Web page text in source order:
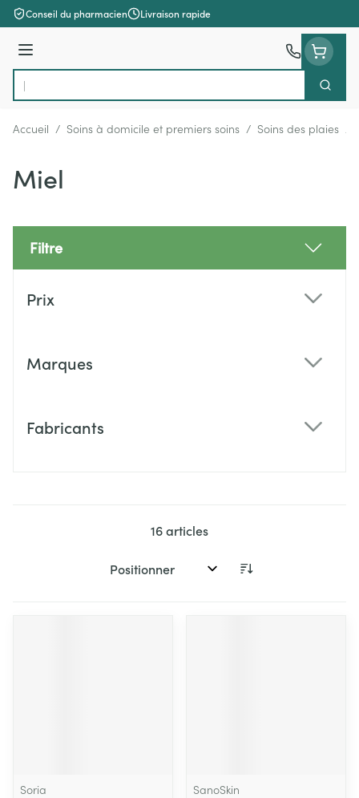
Aller au contenu
Conseil du pharmacien Livraison rapide
Menu
Rechercher
Accueil / Soins à domicile et premiers soins / Soins des plaies /
Miel
Filtre
Prix
Marques
Fabricants
16articles
Trier par:
Soria
SanoSkin